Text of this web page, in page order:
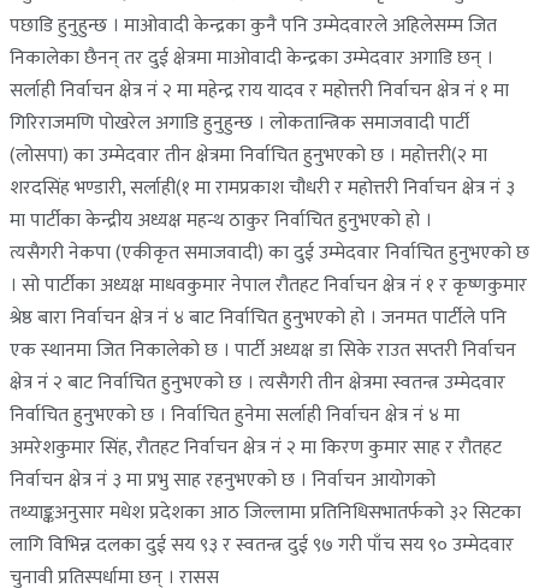
पछाडि हुनुहुन्छ । माओवादी केन्द्रका कुनै पनि उम्मेदवारले अहिलेसम्म जित
निकालेका छैनन् तर दुई क्षेत्रमा माओवादी केन्द्रका उम्मेदवार अगाडि छन् ।
सर्लाही निर्वाचन क्षेत्र नं २ मा महेन्द्र राय यादव र महोत्तरी निर्वाचन क्षेत्र नं १ मा
गिरिराजमणि पोखरेल अगाडि हुनुहुन्छ । लोकतान्त्रिक समाजवादी पार्टी
(लोसपा) का उम्मेदवार तीन क्षेत्रमा निर्वाचित हुनुभएको छ । महोत्तरी(२ मा
शरदसिंह भण्डारी, सर्लाही(१ मा रामप्रकाश चौधरी र महोत्तरी निर्वाचन क्षेत्र नं ३
मा पार्टीका केन्द्रीय अध्यक्ष महन्थ ठाकुर निर्वाचित हुनुभएको हो ।
त्यसैगरी नेकपा (एकीकृत समाजवादी) का दुई उम्मेदवार निर्वाचित हुनुभएको छ
। सो पार्टीका अध्यक्ष माधवकुमार नेपाल रौतहट निर्वाचन क्षेत्र नं १ र कृष्णकुमार
श्रेष्ठ बारा निर्वाचन क्षेत्र नं ४ बाट निर्वाचित हुनुभएको हो । जनमत पार्टीले पनि
एक स्थानमा जित निकालेको छ । पार्टी अध्यक्ष डा सिके राउत सप्तरी निर्वाचन
क्षेत्र नं २ बाट निर्वाचित हुनुभएको छ । त्यसैगरी तीन क्षेत्रमा स्वतन्त्र उम्मेदवार
निर्वाचित हुनुभएको छ । निर्वाचित हुनेमा सर्लाही निर्वाचन क्षेत्र नं ४ मा
अमरेशकुमार सिंह, रौतहट निर्वाचन क्षेत्र नं २ मा किरण कुमार साह र रौतहट
निर्वाचन क्षेत्र नं ३ मा प्रभु साह रहनुभएको छ । निर्वाचन आयोगको
तथ्याङ्कअनुसार मधेश प्रदेशका आठ जिल्लामा प्रतिनिधिसभातर्फको ३२ सिटका
लागि विभिन्न दलका दुई सय ९३ र स्वतन्त्र दुई ९७ गरी पाँच सय ९० उम्मेदवार
चुनावी प्रतिस्पर्धामा छन् । रासस